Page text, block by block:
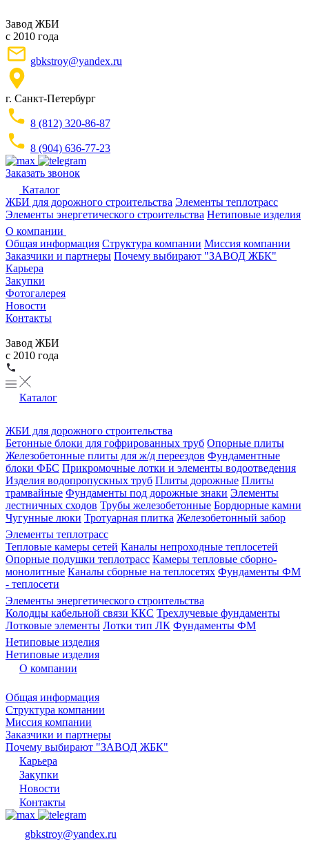
Завод ЖБИ
с 2010 года
gbkstroy@yandex.ru
г. Санкт-Петербург
8 (812) 320-86-87
8 (904) 636-77-23
Заказать звонок
Каталог
ЖБИ для дорожного строительства Элементы теплотрасс
Элементы энергетического строительства Нетиповые изделия
О компании
Общая информация Структура компании Миссия компании
Заказчики и партнеры Почему выбирают "ЗАВОД ЖБК"
Карьера
Закупки
Фотогалерея
Новости
Контакты
Завод ЖБИ
с 2010 года
Каталог
ЖБИ для дорожного строительства
Бетонные блоки для гофрированных труб Опорные плиты
Железобетонные плиты для ж/д переездов Фундаментные
блоки ФБС Прикромочные лотки и элементы водоотведения
Изделия водопропускных труб Плиты дорожные Плиты
трамвайные Фундаменты под дорожные знаки Элементы
лестничных сходов Трубы железобетонные Бордюрные камни
Чугунные люки Тротуарная плитка Железобетонный забор
Элементы теплотрасс
Тепловые камеры сетей Каналы непроходные теплосетей
Опорные подушки теплотрасс Камеры тепловые сборно-
монолитные Каналы сборные на теплосетях Фундаменты ФМ
- теплосети
Элементы энергетического строительства
Колодцы кабельной связи ККС Трехлучевые фундаменты
Лотковые элементы Лотки тип ЛК Фундаменты ФМ
Нетиповые изделия
Нетиповые изделия
О компании
Общая информация
Структура компании
Миссия компании
Заказчики и партнеры
Почему выбирают "ЗАВОД ЖБК"
Карьера
Закупки
Новости
Контакты
gbkstroy@yandex.ru